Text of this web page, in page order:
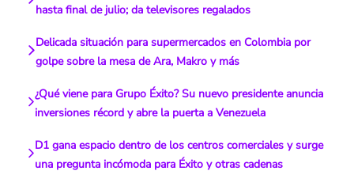
hasta final de julio; da televisores regalados
Delicada situación para supermercados en Colombia por
golpe sobre la mesa de Ara, Makro y más
¿Qué viene para Grupo Éxito? Su nuevo presidente anuncia
inversiones récord y abre la puerta a Venezuela
D1 gana espacio dentro de los centros comerciales y surge
una pregunta incómoda para Éxito y otras cadenas